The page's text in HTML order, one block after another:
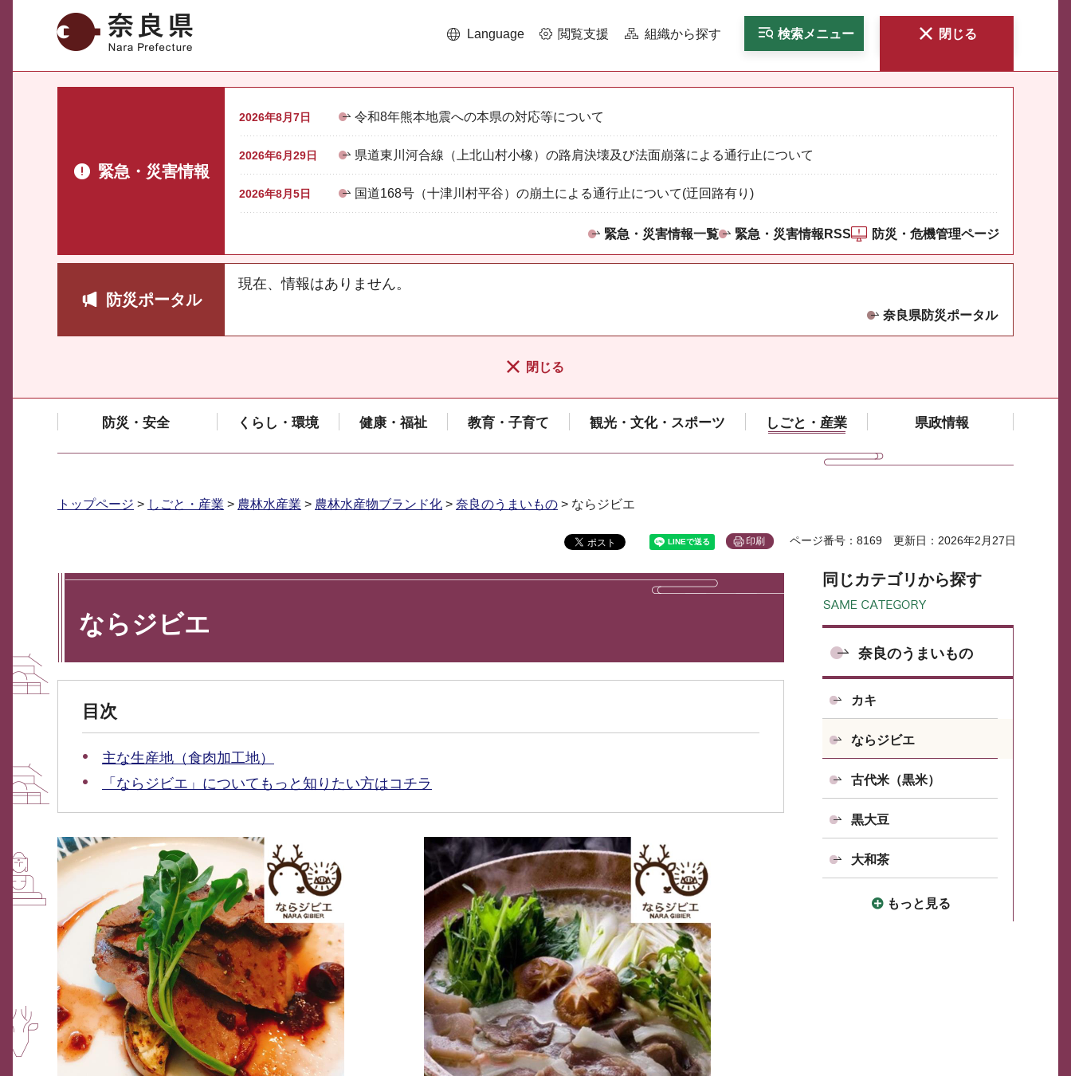
奈良県 Language 閲覧支援 組織から探す 検索メニュー 閉じる
緊急・災害情報
2026年8月7日 令和8年熊本地震への本県の対応等について
2026年6月29日 県道東川河合線（上北山村小橡）の路肩決壊及び法面崩落による通行止について
2026年8月5日 国道168号（十津川村平谷）の崩土による通行止について(迂回路有り)
緊急・災害情報一覧 緊急・災害情報RSS 防災・危機管理ページ
防災ポータル
現在、情報はありません。
奈良県防災ポータル
閉じる
防災・安全 くらし・環境 健康・福祉 教育・子育て 観光・文化・スポーツ しごと・産業 県政情報
トップページ > しごと・産業 > 農林水産業 > 農林水産物ブランド化 > 奈良のうまいもの > ならジビエ
印刷 ページ番号：8169 更新日：2026年2月27日
ならジビエ
目次
主な生産地（食肉加工地）
「ならジビエ」についてもっと知りたい方はコチラ
同じカテゴリから探す
奈良のうまいもの
カキ
ならジビエ
古代米（黒米）
黒大豆
大和茶
もっと見る